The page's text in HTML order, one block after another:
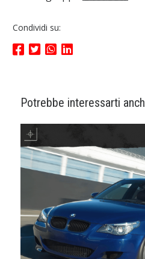
Condividi su:
Potrebbe interessarti